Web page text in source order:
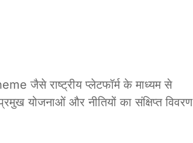
जैसे राष्ट्रीय प्लेटफॉर्म के माध्यम से
योजनाओं और नीतियों का संक्षिप्त विवरण